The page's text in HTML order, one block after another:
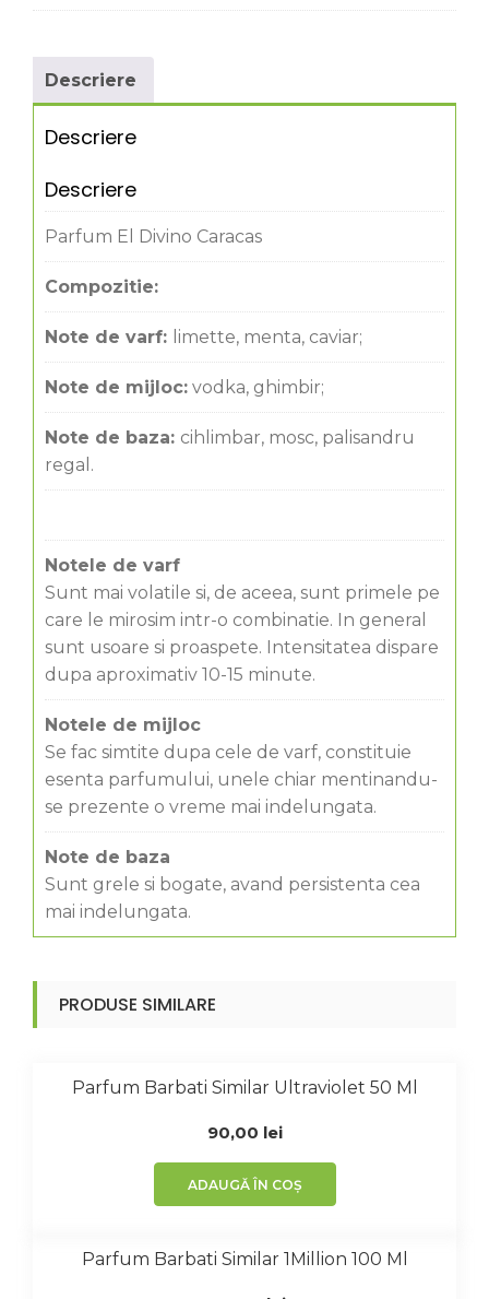
Descriere
Descriere
Descriere
Parfum El Divino Caracas
Compozitie:
Note de varf: limette, menta, caviar;
Note de mijloc: vodka, ghimbir;
Note de baza: cihlimbar, mosc, palisandru
regal.
Notele de varf
Sunt mai volatile si, de aceea, sunt primele pe
care le mirosim intr-o combinatie. In general
sunt usoare si proaspete. Intensitatea dispare
dupa aproximativ 10-15 minute.
Notele de mijloc
Se fac simtite dupa cele de varf, constituie
esenta parfumului, unele chiar mentinandu-
se prezente o vreme mai indelungata.
Note de baza
Sunt grele si bogate, avand persistenta cea
mai indelungata.
PRODUSE SIMILARE
Parfum Barbati Similar Ultraviolet 50 Ml
90,00 lei
ADAUGĂ ÎN COȘ
Parfum Barbati Similar 1Million 100 Ml